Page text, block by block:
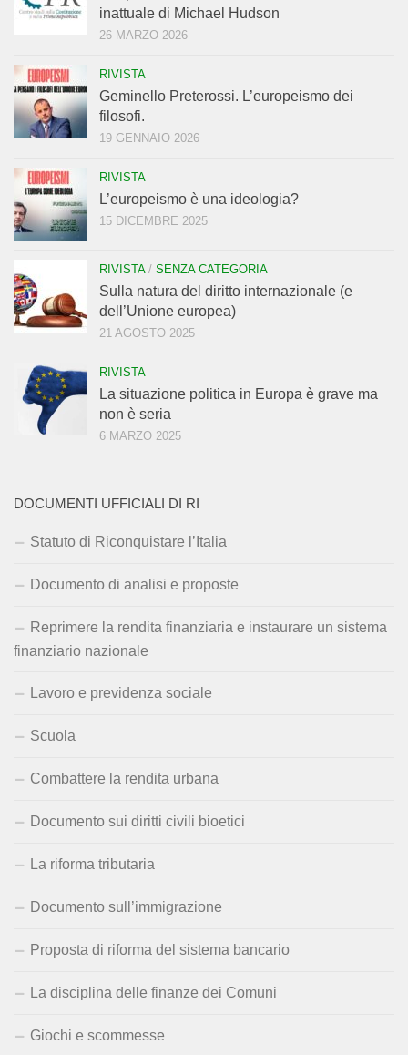
inattuale di Michael Hudson
26 MARZO 2026
RIVISTA
Geminello Preterossi. L’europeismo dei
filosofi.
19 GENNAIO 2026
RIVISTA
L’europeismo è una ideologia?
15 DICEMBRE 2025
RIVISTA/ SENZA CATEGORIA
Sulla natura del diritto internazionale (e
dell’Unione europea)
21 AGOSTO 2025
RIVISTA
La situazione politica in Europa è grave ma
non è seria
6 MARZO 2025
DOCUMENTI UFFICIALI DI RI
Statuto di Riconquistare l’Italia
Documento di analisi e proposte
Reprimere la rendita finanziaria e instaurare un sistema
finanziario nazionale
Lavoro e previdenza sociale
Scuola
Combattere la rendita urbana
Documento sui diritti civili bioetici
La riforma tributaria
Documento sull’immigrazione
Proposta di riforma del sistema bancario
La disciplina delle finanze dei Comuni
Giochi e scommesse